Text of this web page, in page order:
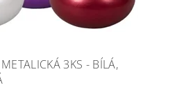
3KS - BÍLÁ,